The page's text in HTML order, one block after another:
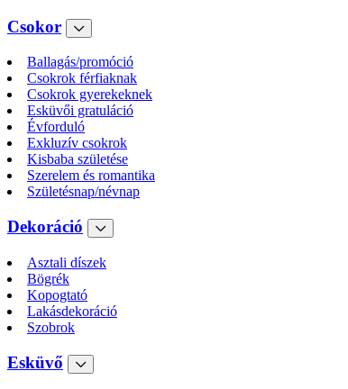
Csokor
Ballagás/promóció
Csokrok férfiaknak
Csokrok gyerekeknek
Esküvői gratuláció
Évforduló
Exkluzív csokrok
Kisbaba születése
Szerelem és romantika
Születésnap/névnap
Dekoráció
Asztali díszek
Bögrék
Kopogtató
Lakásdekoráció
Szobrok
Esküvő